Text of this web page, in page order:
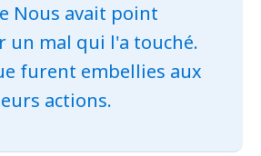
Nous avait point
un mal qui l'a touché.
furent embellies aux
actions.